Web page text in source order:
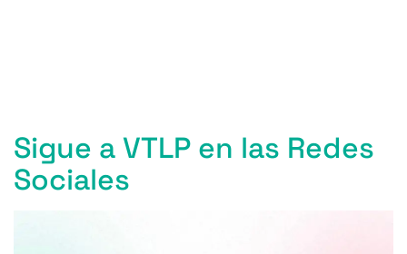
Sigue a VTLP en las Redes
Sociales